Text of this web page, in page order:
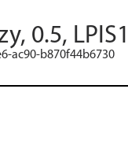
0.5,
ac90-b870f44b6730